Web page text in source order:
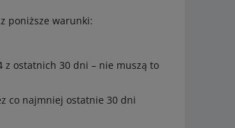
poniższe warunki:
ostatnich 30 dni – nie muszą to
co najmniej ostatnie 30 dni